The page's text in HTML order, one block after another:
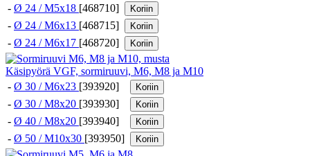
- Ø 24 / M5x18 [468710] Koriin
- Ø 24 / M6x13 [468715] Koriin
- Ø 24 / M6x17 [468720] Koriin
Käsipyörä VGF, sormiruuvi, M6, M8 ja M10
- Ø 30 / M6x23 [393920] Koriin
- Ø 30 / M8x20 [393930] Koriin
- Ø 40 / M8x20 [393940] Koriin
- Ø 50 / M10x30 [393950] Koriin